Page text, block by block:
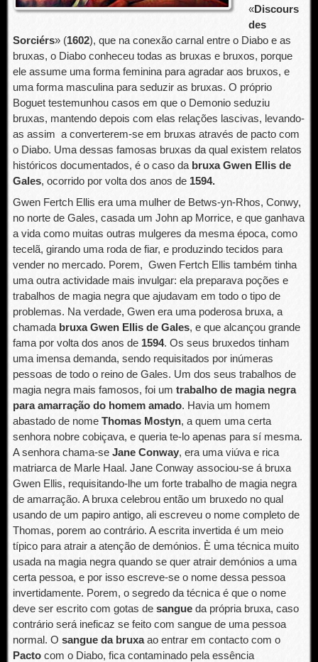
«Discours
des
Sorciérs» (1602), que na conexão carnal entre o Diabo e as
bruxas, o Diabo conheceu todas as bruxas e bruxos, porque
ele assume uma forma feminina para agradar aos bruxos, e
uma forma masculina para seduzir as bruxas. O próprio
Boguet testemunhou casos em que o Demonio seduziu
bruxas, mantendo depois com elas relações lascivas, levando-
as assim a converterem-se em bruxas através de pacto com
o Diabo. Uma dessas famosas bruxas da qual existem relatos
históricos documentados, é o caso da bruxa Gwen Ellis de
Gales, ocorrido por volta dos anos de1594.
Gwen Fertch Ellis era uma mulher de Betws-yn-Rhos, Conwy,
no norte de Gales, casada um John ap Morrice, e que ganhava
a vida como muitas outras mulgeres da mesma época, como
tecelã, girando uma roda de fiar, e produzindo tecidos para
vender no mercado. Porem, Gwen Fertch Ellis também tinha
uma outra actividade mais invulgar: ela preparava poções e
trabalhos de magia negra que ajudavam em todo o tipo de
problemas. Na verdade, Gwen era uma poderosa bruxa, a
chamada bruxa Gwen Ellis de Gales, e que alcançou grande
fama por volta dos anos de 1594. Os seus bruxedos tinham
uma imensa demanda, sendo requisitados por inúmeras
pessoas de todo o reino de Gales. Um dos seus trabalhos de
magia negra mais famosos, foi um trabalho de magia negra
para amarração do homem amado. Havia um homem
abastado de nome Thomas Mostyn, a quem uma certa
senhora nobre cobiçava, e queria te-lo apenas para sí mesma.
A senhora chama-se Jane Conway, era uma viúva e rica
matriarca de Marle Haal. Jane Conway associou-se á bruxa
Gwen Ellis, requisitando-lhe um forte trabalho de magia negra
de amarração. A bruxa celebrou então um bruxedo no qual
usando de um papiro antigo, ali escreveu o nome completo de
Thomas, porem ao contrário. A escrita invertida é um meio
típico para atrair a atenção de demónios. È uma técnica muito
usada na magia negra quando se quer atrair demónios a uma
certa pessoa, e por isso escreve-se o nome dessa pessoa
invertidamente. Porem, o segredo da técnica é que o nome
deve ser escrito com gotas de sangueda própria bruxa, caso
contrário será ineficaz se feito com sangue de uma pessoa
normal. O sangue da bruxaao entrar em contacto com o
Pactocom o Diabo, fica contaminado pela essência